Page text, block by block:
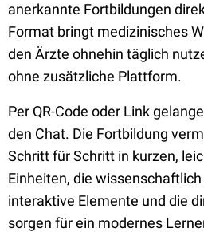
anerkannte Fortbildungen
Format bringt medizinisches
den Ärzte ohnehin täglich
ohne zusätzliche Plattform.
Per QR-Code oder Link
den Chat. Die Fortbildung
Schritt für Schritt in kurzen,
Einheiten, die
interaktive Elemente und die
sorgen für ein modernes